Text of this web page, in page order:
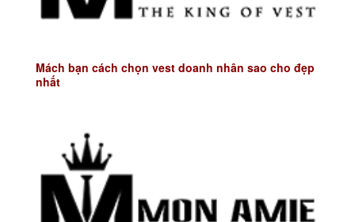
Mách bạn cách chọn vest doanh nhân sao cho đẹp
nhất